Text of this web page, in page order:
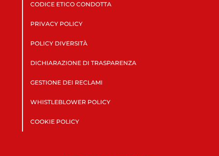
CODICE ETICO CONDOTTA
PRIVACY POLICY
POLICY DIVERSITÀ
DICHIARAZIONE DI TRASPARENZA
GESTIONE DEI RECLAMI
WHISTLEBLOWER POLICY
COOKIE POLICY